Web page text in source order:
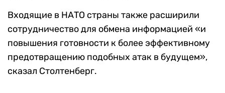
Входящие в НАТО страны также расширили
сотрудничество для обмена информацией «и
повышения готовности к более эффективному
предотвращению подобных атак в будущем»,
сказал Столтенберг.